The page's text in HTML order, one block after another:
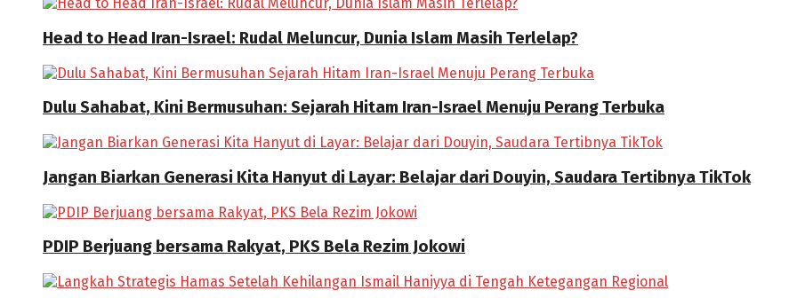
Head to Head Iran-Israel: Rudal Meluncur, Dunia Islam Masih Terlelap?
Dulu Sahabat, Kini Bermusuhan: Sejarah Hitam Iran-Israel Menuju Perang Terbuka
Jangan Biarkan Generasi Kita Hanyut di Layar: Belajar dari Douyin, Saudara Tertibnya TikTok
PDIP Berjuang bersama Rakyat, PKS Bela Rezim Jokowi